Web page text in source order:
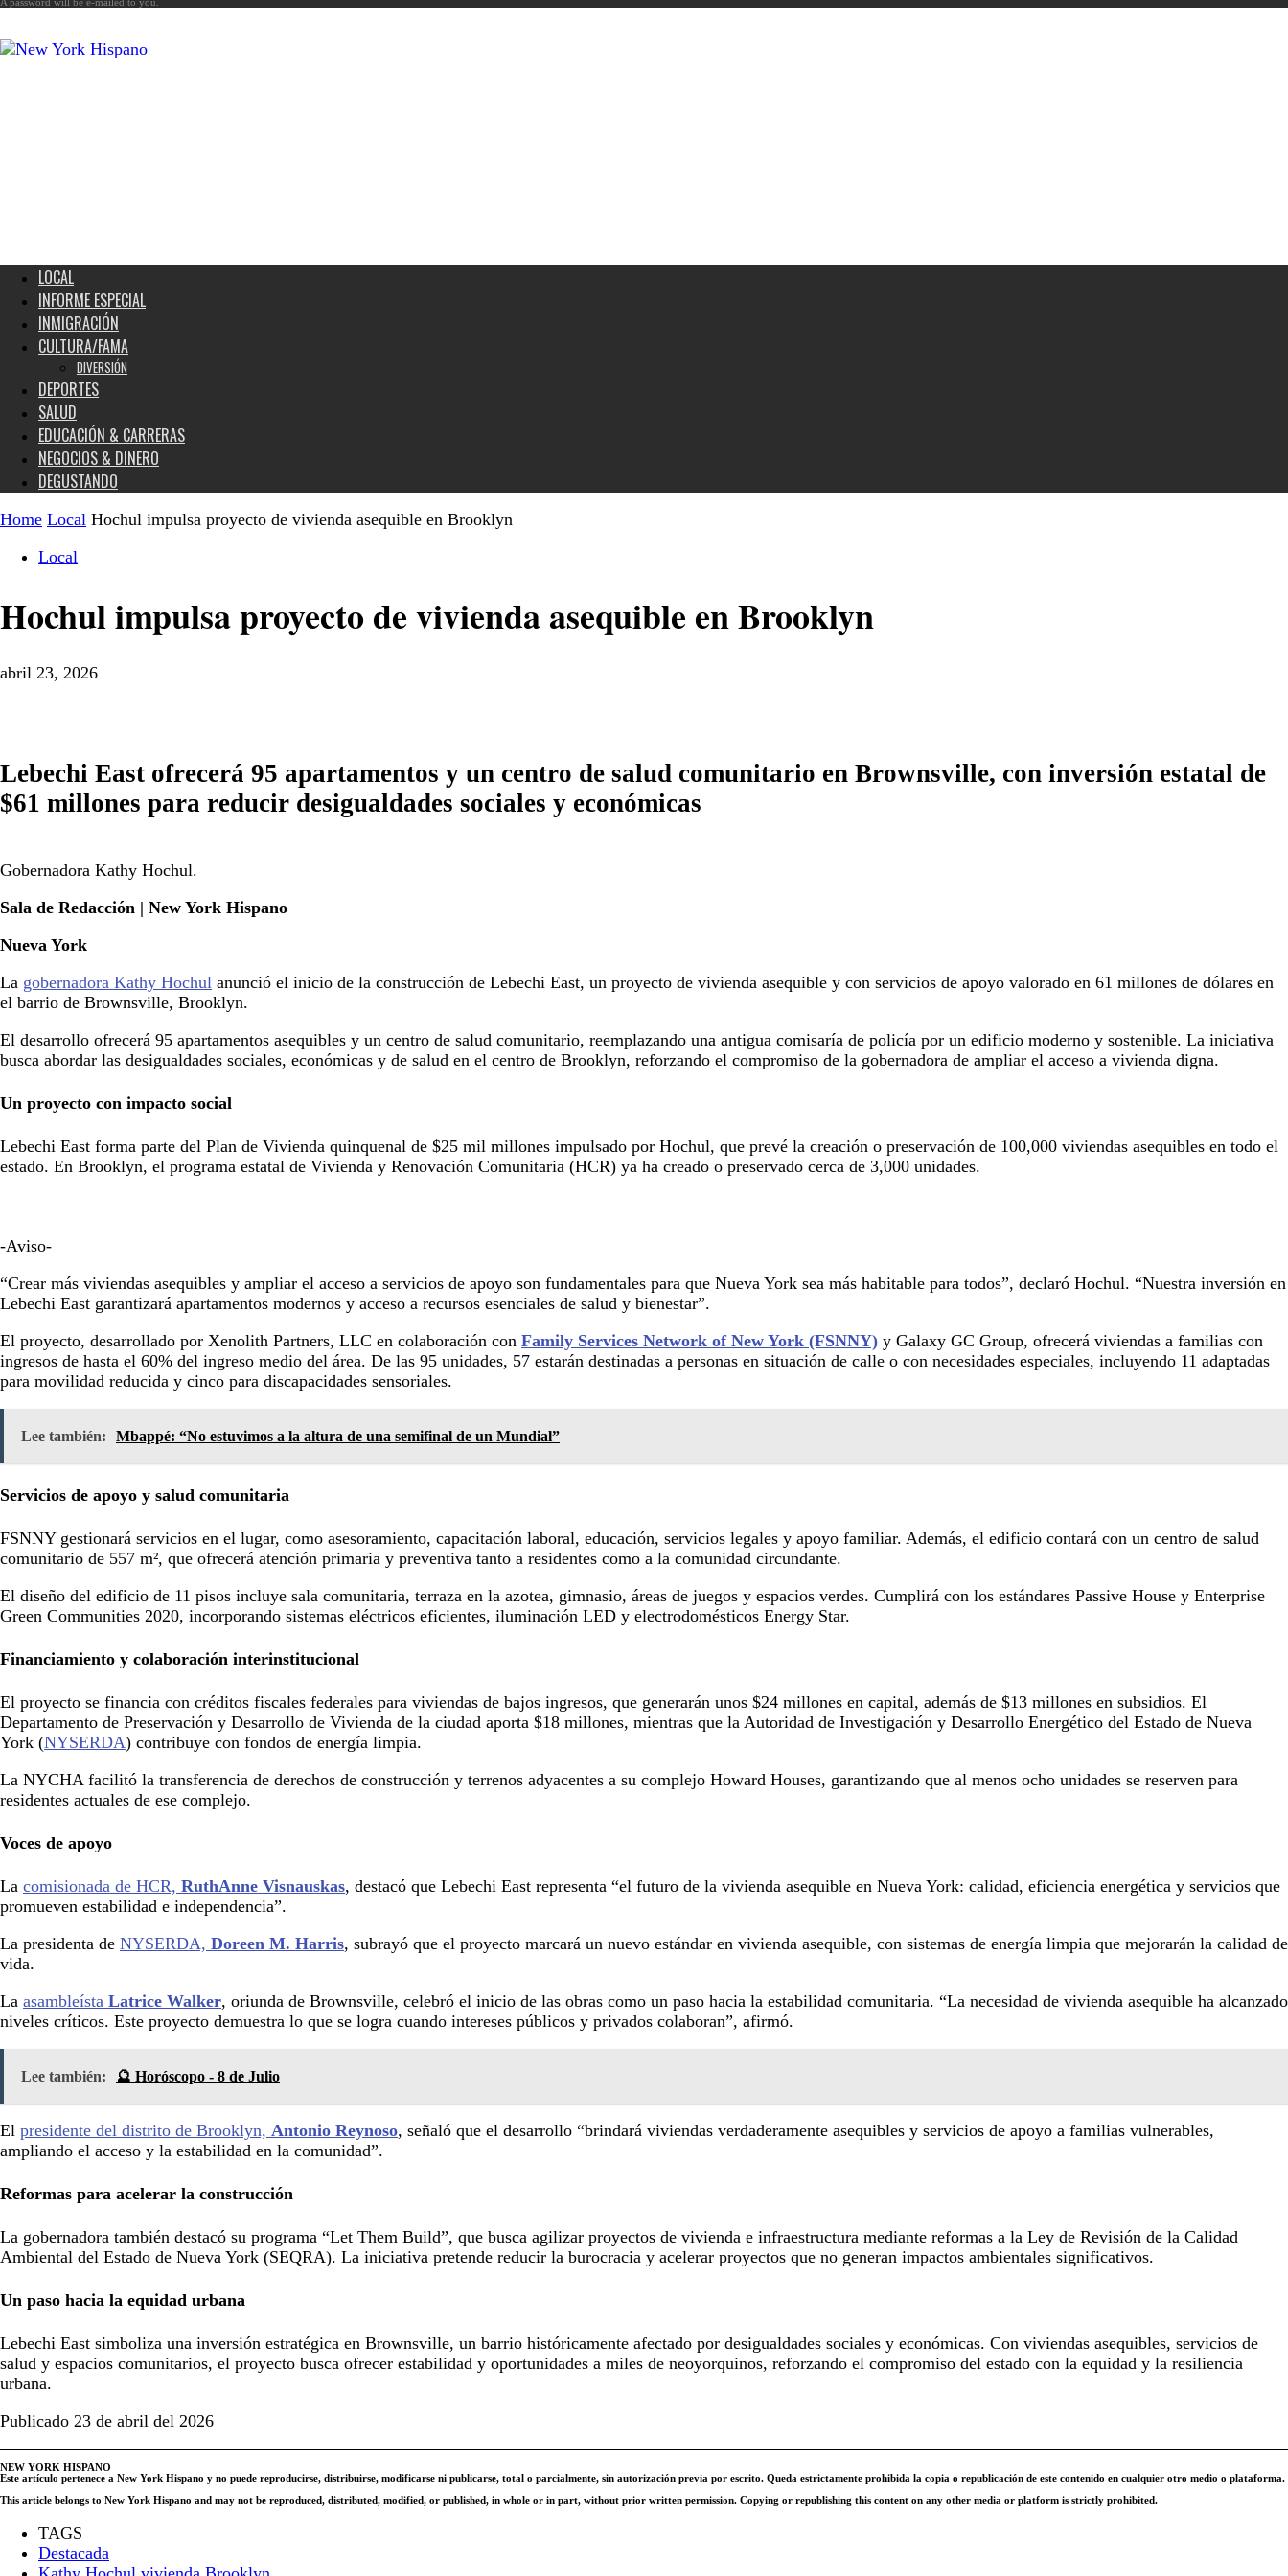
New
LOCAL
INFORME ESPECIAL
INMIGRACIÓN
CULTURA/FAMA
DIVERSIÓN
DEPORTES
SALUD
EDUCACIÓN & CARRERAS
NEGOCIOS & DINERO
DEGUSTANDO
Home Local Hochul impulsa proyecto de vivienda asequible en Brooklyn
Local
Hochul impulsa proyecto de vivienda asequible en Brooklyn
abril 23, 2026
Lebechi East ofrecerá 95 apartamentos y un centro de salud comunitario en Brownsville, con inversión estatal de
$61 millones para reducir desigualdades sociales y económicas
Gobernadora Kathy Hochul.
Sala de Redacción | New York Hispano
Nueva York
La gobernadora Kathy Hochul anunció el inicio de la construcción de Lebechi East, un proyecto de vivienda asequible y con servicios de apoyo valorado en 61 millones de dólares en
el barrio de Brownsville, Brooklyn.
El desarrollo ofrecerá 95 apartamentos asequibles y un centro de salud comunitario, reemplazando una antigua comisaría de policía por un edificio moderno y sostenible. La iniciativa
busca abordar las desigualdades sociales, económicas y de salud en el centro de Brooklyn, reforzando el compromiso de la gobernadora de ampliar el acceso a vivienda digna.
Un proyecto con impacto social
Lebechi East forma parte del Plan de Vivienda quinquenal de $25 mil millones impulsado por Hochul, que prevé la creación o preservación de 100,000 viviendas asequibles en todo el
estado. En Brooklyn, el programa estatal de Vivienda y Renovación Comunitaria (HCR) ya ha creado o preservado cerca de 3,000 unidades.
-Aviso-
“Crear más viviendas asequibles y ampliar el acceso a servicios de apoyo son fundamentales para que Nueva York sea más habitable para todos”, declaró Hochul. “Nuestra inversión en
Lebechi East garantizará apartamentos modernos y acceso a recursos esenciales de salud y bienestar”.
El proyecto, desarrollado por Xenolith Partners, LLC en colaboración con Family Services Network of New York (FSNNY) y Galaxy GC Group, ofrecerá viviendas a familias con
ingresos de hasta el 60% del ingreso medio del área. De las 95 unidades, 57 estarán destinadas a personas en situación de calle o con necesidades especiales, incluyendo 11 adaptadas
para movilidad reducida y cinco para discapacidades sensoriales.
Lee también: Mbappé: “No estuvimos a la altura de una semifinal de un Mundial”
Servicios de apoyo y salud comunitaria
FSNNY gestionará servicios en el lugar, como asesoramiento, capacitación laboral, educación, servicios legales y apoyo familiar. Además, el edificio contará con un centro de salud
comunitario de 557 m², que ofrecerá atención primaria y preventiva tanto a residentes como a la comunidad circundante.
El diseño del edificio de 11 pisos incluye sala comunitaria, terraza en la azotea, gimnasio, áreas de juegos y espacios verdes. Cumplirá con los estándares Passive House y Enterprise
Green Communities 2020, incorporando sistemas eléctricos eficientes, iluminación LED y electrodomésticos Energy Star.
Financiamiento y colaboración interinstitucional
El proyecto se financia con créditos fiscales federales para viviendas de bajos ingresos, que generarán unos $24 millones en capital, además de $13 millones en subsidios. El
Departamento de Preservación y Desarrollo de Vivienda de la ciudad aporta $18 millones, mientras que la Autoridad de Investigación y Desarrollo Energético del Estado de Nueva
York (NYSERDA) contribuye con fondos de energía limpia.
La NYCHA facilitó la transferencia de derechos de construcción y terrenos adyacentes a su complejo Howard Houses, garantizando que al menos ocho unidades se reserven para
residentes actuales de ese complejo.
Voces de apoyo
La comisionada de HCR, RuthAnne Visnauskas, destacó que Lebechi East representa “el futuro de la vivienda asequible en Nueva York: calidad, eficiencia energética y servicios que
promueven estabilidad e independencia”.
La presidenta de NYSERDA, Doreen M. Harris, subrayó que el proyecto marcará un nuevo estándar en vivienda asequible, con sistemas de energía limpia que mejorarán la calidad de
vida.
La asambleísta Latrice Walker, oriunda de Brownsville, celebró el inicio de las obras como un paso hacia la estabilidad comunitaria. “La necesidad de vivienda asequible ha alcanzado
niveles críticos. Este proyecto demuestra lo que se logra cuando intereses públicos y privados colaboran”, afirmó.
Lee también: 🔮 Horóscopo - 8 de Julio
El presidente del distrito de Brooklyn, Antonio Reynoso, señaló que el desarrollo “brindará viviendas verdaderamente asequibles y servicios de apoyo a familias vulnerables,
ampliando el acceso y la estabilidad en la comunidad”.
Reformas para acelerar la construcción
La gobernadora también destacó su programa “Let Them Build”, que busca agilizar proyectos de vivienda e infraestructura mediante reformas a la Ley de Revisión de la Calidad
Ambiental del Estado de Nueva York (SEQRA). La iniciativa pretende reducir la burocracia y acelerar proyectos que no generan impactos ambientales significativos.
Un paso hacia la equidad urbana
Lebechi East simboliza una inversión estratégica en Brownsville, un barrio históricamente afectado por desigualdades sociales y económicas. Con viviendas asequibles, servicios de
salud y espacios comunitarios, el proyecto busca ofrecer estabilidad y oportunidades a miles de neoyorquinos, reforzando el compromiso del estado con la equidad y la resiliencia
urbana.
Publicado 23 de abril del 2026
NEW YORK HISPANO
Este artículo pertenece a New York Hispano y no puede reproducirse, distribuirse, modificarse ni publicarse, total o parcialmente, sin autorización previa por escrito. Queda estrictamente prohibida la copia o republicación de este contenido en cualquier otro medio o plataforma.
This article belongs to New York Hispano and may not be reproduced, distributed, modified, or published, in whole or in part, without prior written permission. Copying or republishing this content on any other media or platform is strictly prohibited.
TAGS
Destacada